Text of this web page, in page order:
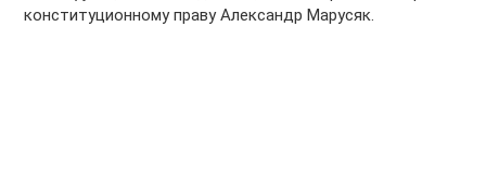
конституционному праву Александр Марусяк.